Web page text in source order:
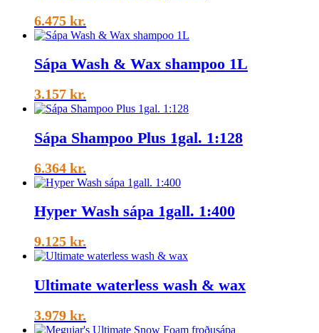
6.475 kr.
Sápa Wash & Wax shampoo 1L
3.157 kr.
Sápa Shampoo Plus 1gal. 1:128
6.364 kr.
Hyper Wash sápa 1gall. 1:400
9.125 kr.
Ultimate waterless wash & wax
3.979 kr.